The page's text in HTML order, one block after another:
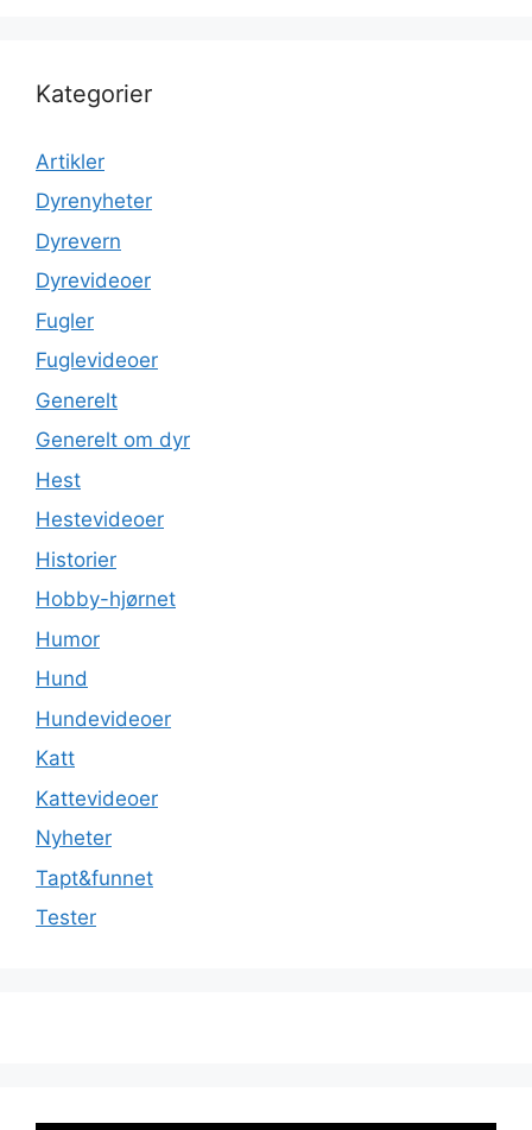
Kategorier
Artikler
Dyrenyheter
Dyrevern
Dyrevideoer
Fugler
Fuglevideoer
Generelt
Generelt om dyr
Hest
Hestevideoer
Historier
Hobby-hjørnet
Humor
Hund
Hundevideoer
Katt
Kattevideoer
Nyheter
Tapt&funnet
Tester